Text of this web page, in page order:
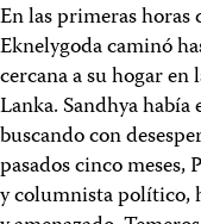
En las primeras horas
Eknelygoda caminó
cercana a su hogar en
Lanka. Sandhya
buscando con
pasados cinco
y columnista político,